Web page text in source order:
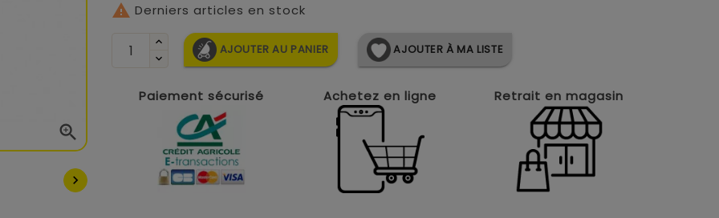


 Derniers articles en stock
AJOUTER AU PANIER AJOUTER À MA LISTE
Paiement sécurisé Achetez en ligne Retrait en magasin